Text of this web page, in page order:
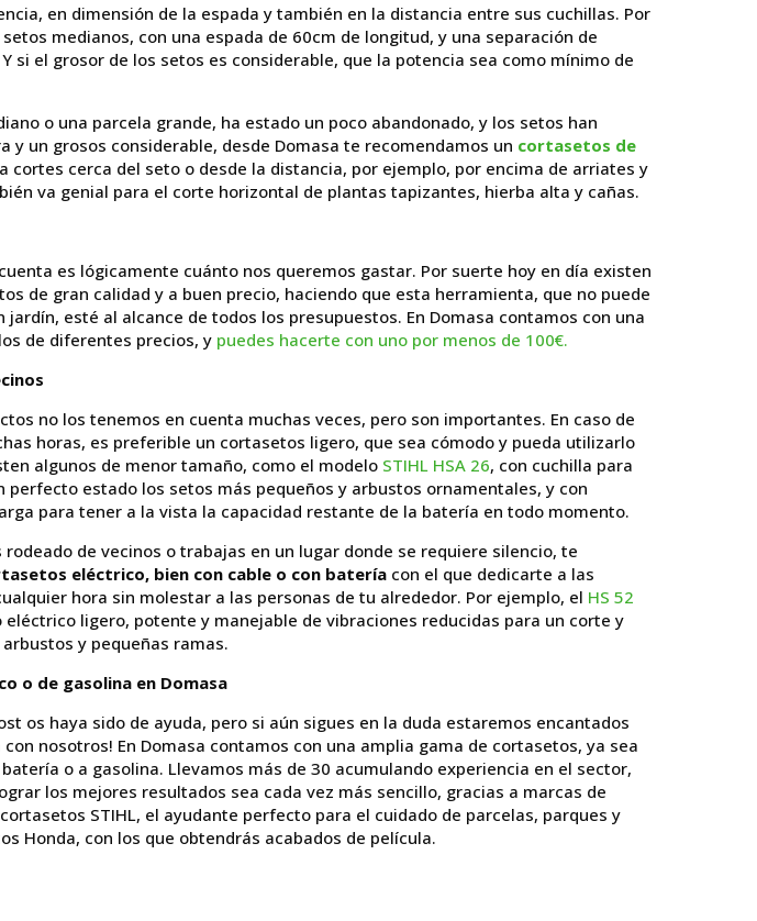
en dimensión de la espada y también en la distancia entre sus cuchillas. Por
medianos, con una espada de 60cm de longitud, y una separación de
si el grosor de los setos es considerable, que la potencia sea como mínimo de
o una parcela grande, ha estado un poco abandonado, y los setos han
y un grosos considerable, desde Domasa te recomendamos un cortasetos de
cortes cerca del seto o desde la distancia, por ejemplo, por encima de arriates y
va genial para el corte horizontal de plantas tapizantes, hierba alta y cañas.
es lógicamente cuánto nos queremos gastar. Por suerte hoy en día existen
de gran calidad y a buen precio, haciendo que esta herramienta, que no puede
esté al alcance de todos los presupuestos. En Domasa contamos con una
de diferentes precios, y puedes hacerte con uno por menos de 100€.
no los tenemos en cuenta muchas veces, pero son importantes. En caso de
horas, es preferible un cortasetos ligero, que sea cómodo y pueda utilizarlo
algunos de menor tamaño, como el modelo STIHL HSA 26, con cuchilla para
perfecto estado los setos más pequeños y arbustos ornamentales, y con
para tener a la vista la capacidad restante de la batería en todo momento.
de vecinos o trabajas en un lugar donde se requiere silencio, te
eléctrico, bien con cable o con bateríacon el que dedicarte a las
hora sin molestar a las personas de tu alrededor. Por ejemplo, el HS 52
eléctrico ligero, potente y manejable de vibraciones reducidas para un corte y
y pequeñas ramas.
o de gasolina en Domasa
os haya sido de ayuda, pero si aún sigues en la duda estaremos encantados
con nosotros! En Domasa contamos con una amplia gama de cortasetos, ya sea
o a gasolina. Llevamos más de 30 acumulando experiencia en el sector,
los mejores resultados sea cada vez más sencillo, gracias a marcas de
STIHL, el ayudante perfecto para el cuidado de parcelas, parques y
Honda, con los que obtendrás acabados de película.